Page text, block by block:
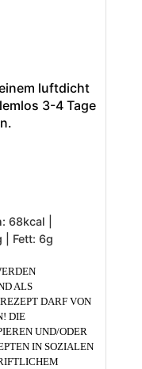
luftdicht
3-4 Tage
68kcal
Fett: 6g
ALS
DARF VON
DIE
UND/ODER
IN SOZIALEN